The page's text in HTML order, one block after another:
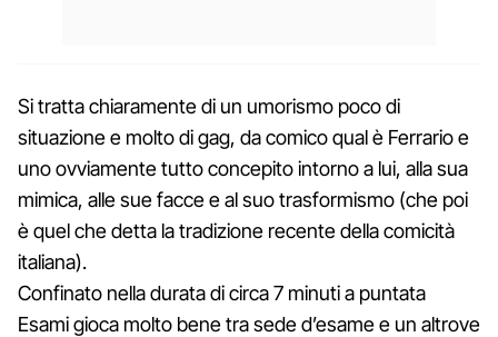
Si tratta chiaramente di un umorismo poco di
situazione e molto di gag, da comico qual è Ferrario e
uno ovviamente tutto concepito intorno a lui, alla sua
mimica, alle sue facce e al suo trasformismo (che poi
è quel che detta la tradizione recente della comicità
italiana).
Confinato nella durata di circa 7 minuti a puntata
Esami gioca molto bene tra sede d’esame e un altrove